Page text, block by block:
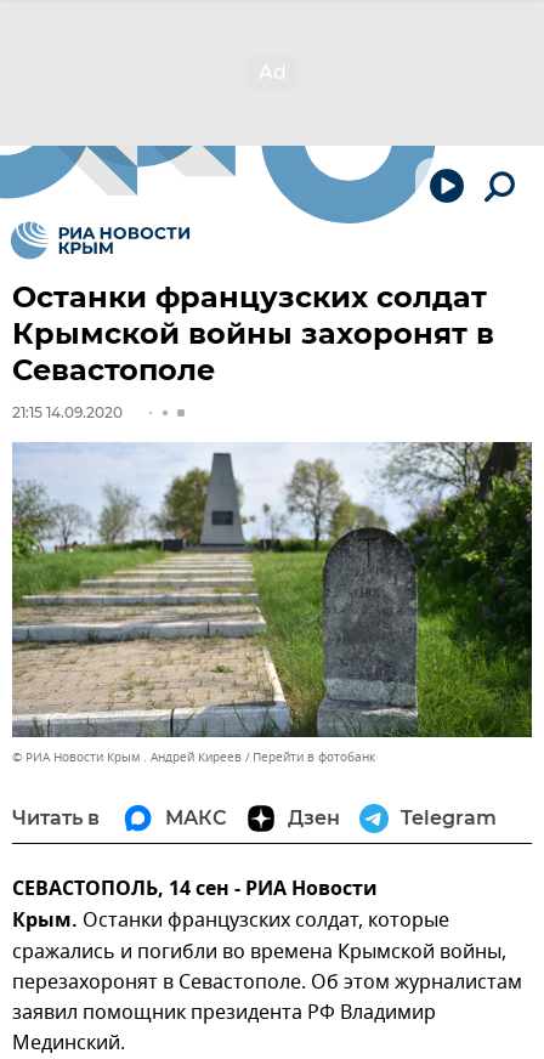
Останки французских солдат
Крымской войны захоронят в
Севастополе
21:15 14.09.2020
© РИА Новости Крым . Андрей Киреев Перейти в фотобанк
Читать в МАКС Дзен Telegram
СЕВАСТОПОЛЬ, 14 сен - РИА Новости
Крым. Останки французских солдат, которые
сражались и погибли во времена Крымской войны,
перезахоронят в Севастополе. Об этом журналистам
заявил помощник президента РФ Владимир
Мединский.